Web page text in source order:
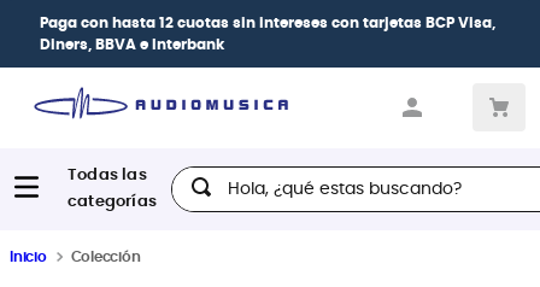
| Paga en cuotasdesde 0% de interéscon todas las
crédito
Hola, ¿qué estas buscando?
Inicio Colección